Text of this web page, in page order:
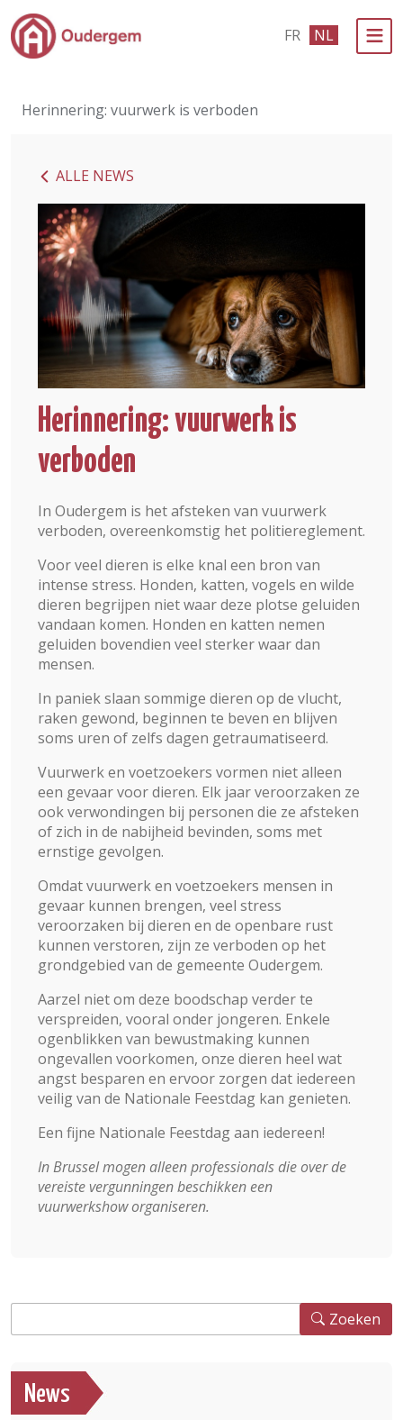
Ga naar de hoofdinhoud FR NL
eLoket
Leven in Oudergem
In 1 klik
Herinnering: vuurwerk is verboden
ALLE NEWS
Herinnering: vuurwerk is
verboden
In Oudergem is het afsteken van vuurwerk
verboden, overeenkomstig het politiereglement.
Voor veel dieren is elke knal een bron van
intense stress. Honden, katten, vogels en wilde
dieren begrijpen niet waar deze plotse geluiden
vandaan komen. Honden en katten nemen
geluiden bovendien veel sterker waar dan
mensen.
In paniek slaan sommige dieren op de vlucht,
raken gewond, beginnen te beven en blijven
soms uren of zelfs dagen getraumatiseerd.
Vuurwerk en voetzoekers vormen niet alleen
een gevaar voor dieren. Elk jaar veroorzaken ze
ook verwondingen bij personen die ze afsteken
of zich in de nabijheid bevinden, soms met
ernstige gevolgen.
Omdat vuurwerk en voetzoekers mensen in
gevaar kunnen brengen, veel stress
veroorzaken bij dieren en de openbare rust
kunnen verstoren, zijn ze verboden op het
grondgebied van de gemeente Oudergem.
Aarzel niet om deze boodschap verder te
verspreiden, vooral onder jongeren. Enkele
ogenblikken van bewustmaking kunnen
ongevallen voorkomen, onze dieren heel wat
angst besparen en ervoor zorgen dat iedereen
veilig van de Nationale Feestdag kan genieten.
Een fijne Nationale Feestdag aan iedereen!
In Brussel mogen alleen professionals die over de
vereiste vergunningen beschikken een
vuurwerkshow organiseren.
Zoeken
News